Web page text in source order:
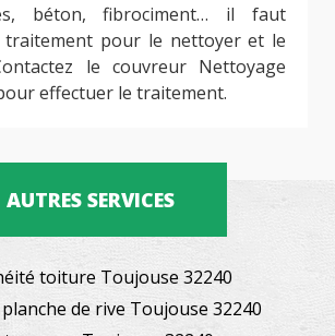
béton, fibrociment… il faut
traitement pour le nettoyer et le
le couvreur Nettoyage
effectuer le traitement.
AUTRES SERVICES
toiture Toujouse 32240
de rive Toujouse 32240